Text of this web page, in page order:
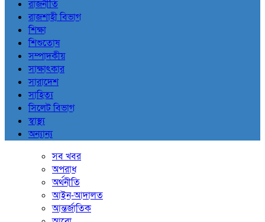
রাজনীতি
রাজশাহী বিভাগ
শিক্ষা
শিশুতোষ
সম্পাদকীয়
সাক্ষাৎকার
সারাদেশ
সাহিত্য
সিলেট বিভাগ
স্বাস্থ্য
অন্যান্য
সব খবর
অপরাধ
অর্থনীতি
আইন-আদালত
আন্তর্জাতিক